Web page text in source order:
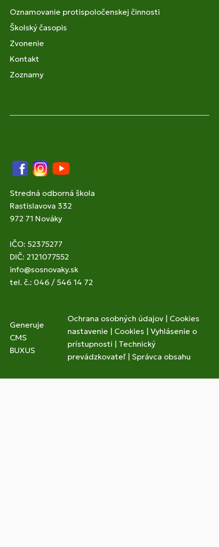
Oznamovanie protispoločenskej činnosti
Školský časopis
Zvonenie
Kontakt
Zoznamy
FacebookInstagram
YouTube
Stredná odborná škola
Rastislavova 332
972 71 Nováky
IČO: 52375277
DIČ: 2121077552
info@sosnovaky.sk
tel. č.: 046 / 546 14 72
Generuje
CMS
BUXUS
Ochrana osobných údajov | Cookies
nastavenie | Cookies | Vyhlásenie o
prístupnosti | Technický
prevádzkovateľ | Správca obsahu